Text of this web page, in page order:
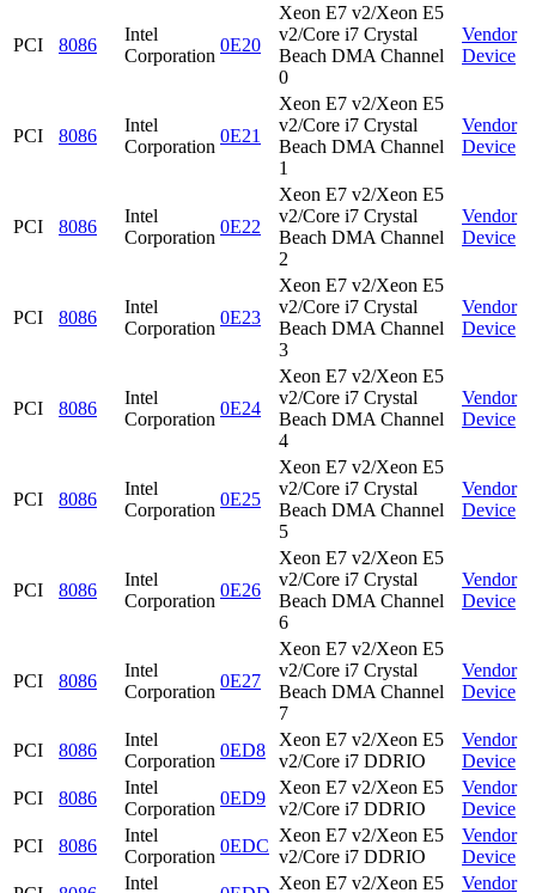
PCI 8086
Intel
Corporation
0E20
Xeon E7 v2/Xeon E5
v2/Core i7 Crystal
Beach DMA Channel
0
Vendor
Device
PCI 8086
Intel
Corporation
0E21
Xeon E7 v2/Xeon E5
v2/Core i7 Crystal
Beach DMA Channel
1
Vendor
Device
PCI 8086
Intel
Corporation
0E22
Xeon E7 v2/Xeon E5
v2/Core i7 Crystal
Beach DMA Channel
2
Vendor
Device
PCI 8086
Intel
Corporation
0E23
Xeon E7 v2/Xeon E5
v2/Core i7 Crystal
Beach DMA Channel
3
Vendor
Device
PCI 8086
Intel
Corporation
0E24
Xeon E7 v2/Xeon E5
v2/Core i7 Crystal
Beach DMA Channel
4
Vendor
Device
PCI 8086
Intel
Corporation
0E25
Xeon E7 v2/Xeon E5
v2/Core i7 Crystal
Beach DMA Channel
5
Vendor
Device
PCI 8086
Intel
Corporation
0E26
Xeon E7 v2/Xeon E5
v2/Core i7 Crystal
Beach DMA Channel
6
Vendor
Device
PCI 8086
Intel
Corporation
0E27
Xeon E7 v2/Xeon E5
v2/Core i7 Crystal
Beach DMA Channel
7
Vendor
Device
PCI 8086
Intel
Corporation
0ED8
Xeon E7 v2/Xeon E5
v2/Core i7 DDRIO
Vendor
Device
PCI
8086
Intel
Corporation
0ED9
Xeon E7 v2/Xeon E5
v2/Core i7 DDRIO
Vendor
Device
PCI
8086
Intel
Corporation
0EDC
Xeon E7 v2/Xeon E5
v2/Core i7 DDRIO
Vendor
Device
Intel Xeon E7 v2/Xeon E5 Vendor